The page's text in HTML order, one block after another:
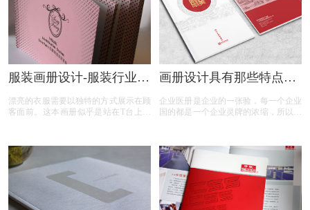
服装画册设计-服装行业画
漂亮的衣服需要以独特的方式展示在顾
客面前。这本画册似乎是站在T台上进
以及模特所依附的服装的气场和位置。
因此，石特品牌设计总结出下面几点对
设计服装画册十分有用。
画册设计具有那些特点与
企业医册是企业的一张验，每一个企业
国的都是一个企业灵牌的浓缩，所以企
做画册设计需妥具有郭些要点特性？